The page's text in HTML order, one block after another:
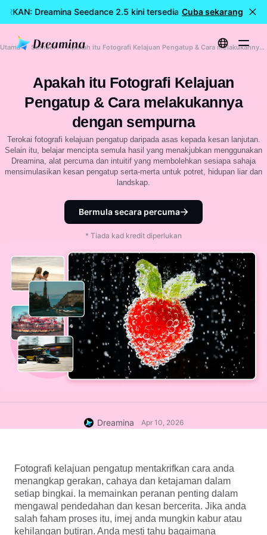
Dreamina Seedance 2.5 kini tersedia 🎉 Model
Cuba sekarang
Utama Sumber Apakah itu Fotografi Kelajuan Pengatup & Cara melakukannya dengan sempurna
Apakah itu Fotografi Kelajuan
Pengatup & Cara melakukannya
dengan sempurna
Terokai fotografi kelajuan pengatup daripada asas kepada kesan lanjutan.
Selain itu, belajar mencipta semula hasil yang menakjubkan menggunakan
Dreamina, alat percuma dan intuitif yang membolehkan sesiapa sahaja
mensimulasikan kesan pengatup serta-merta untuk potret, hidupan liar dan
landskap.
Bermula secara percuma
* Tiada kad kredit diperlukan
Dreamina Apr 10, 2026
Fotografi kelajuan pengatup mentakrifkan cara anda
menangkap gerakan, cahaya dan ketajaman dalam
setiap bingkai. Ia memainkan peranan penting dalam
mengawal pendedahan dan kesan bercerita. Jika anda
salah faham proses itu, imej anda mungkin kabur atau
kehilangan butiran. Anda mesti tahu bagaimana